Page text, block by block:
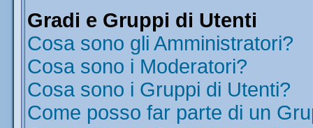
Gradi e Gruppi di Utenti
Cosa sono gli Amministratori?
Cosa sono i Moderatori?
Cosa sono i Gruppi di Utenti?
Come posso far parte di un